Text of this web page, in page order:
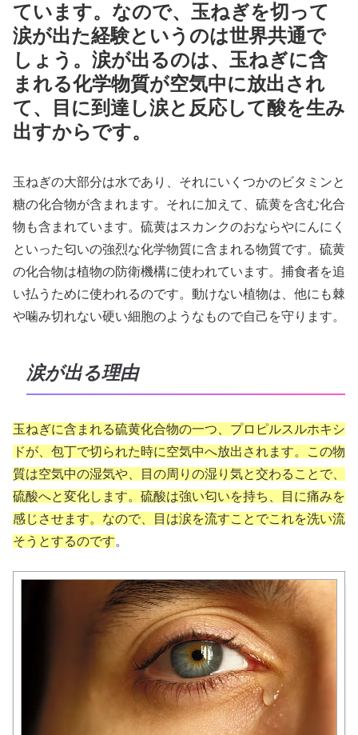
ています。なので、玉ねぎを切って
涙が出た経験というのは世界共通で
しょう。涙が出るのは、玉ねぎに含
まれる化学物質が空気中に放出され
て、目に到達し涙と反応して酸を生み
出すからです。
玉ねぎの大部分は水であり、それにいくつかのビタミンと
糖の化合物が含まれます。それに加えて、硫黄を含む化合
物も含まれています。硫黄はスカンクのおならやにんにく
といった匂いの強烈な化学物質に含まれる物質です。硫黄
の化合物は植物の防衛機構に使われています。捕食者を追
い払うために使われるのです。動けない植物は、他にも棘
や噛み切れない硬い細胞のようなもので自己を守ります。
涙が出る理由
玉ねぎに含まれる硫黄化合物の一つ、プロピルスルホキシ
ドが、包丁で切られた時に空気中へ放出されます。この物
質は空気中の湿気や、目の周りの湿り気と交わることで、
硫酸へと変化します。硫酸は強い匂いを持ち、目に痛みを
感じさせます。なので、目は涙を流すことでこれを洗い流
そうとするのです。